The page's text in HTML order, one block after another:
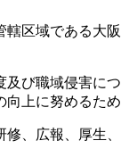
区域である
び職域侵害
上に努めるた
、広報、厚生